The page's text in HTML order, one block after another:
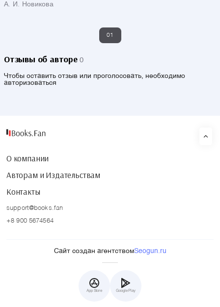
А. И. Новикова
01
Отзывы об авторе 0
Чтобы оставить отзыв или проголосовать, необходимо
авторизоваться
О компании
Авторам и Издательствам
Контакты
support@books.fan
+8 900 5674564
Сайт создан агентствомSeogun.ru
App Store Google Play